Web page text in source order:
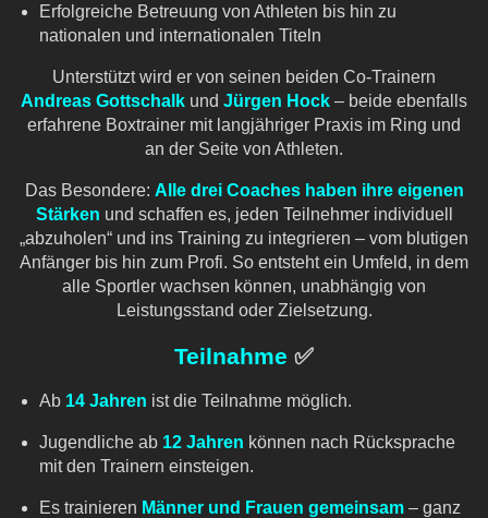
Erfolgreiche Betreuung von Athleten bis hin zu
nationalen und internationalen Titeln
Unterstützt wird er von seinen beiden Co-Trainern
Andreas Gottschalk und Jürgen Hock – beide ebenfalls
erfahrene Boxtrainer mit langjähriger Praxis im Ring und
an der Seite von Athleten.
Das Besondere: Alle drei Coaches haben ihre eigenen
Stärken und schaffen es, jeden Teilnehmer individuell
„abzuholen“ und ins Training zu integrieren – vom blutigen
Anfänger bis hin zum Profi. So entsteht ein Umfeld, in dem
alle Sportler wachsen können, unabhängig von
Leistungsstand oder Zielsetzung.
Teilnahme ✅
Ab 14 Jahren ist die Teilnahme möglich.
Jugendliche ab 12 Jahren können nach Rücksprache
mit den Trainern einsteigen.
Es trainieren Männer und Frauen gemeinsam – ganz